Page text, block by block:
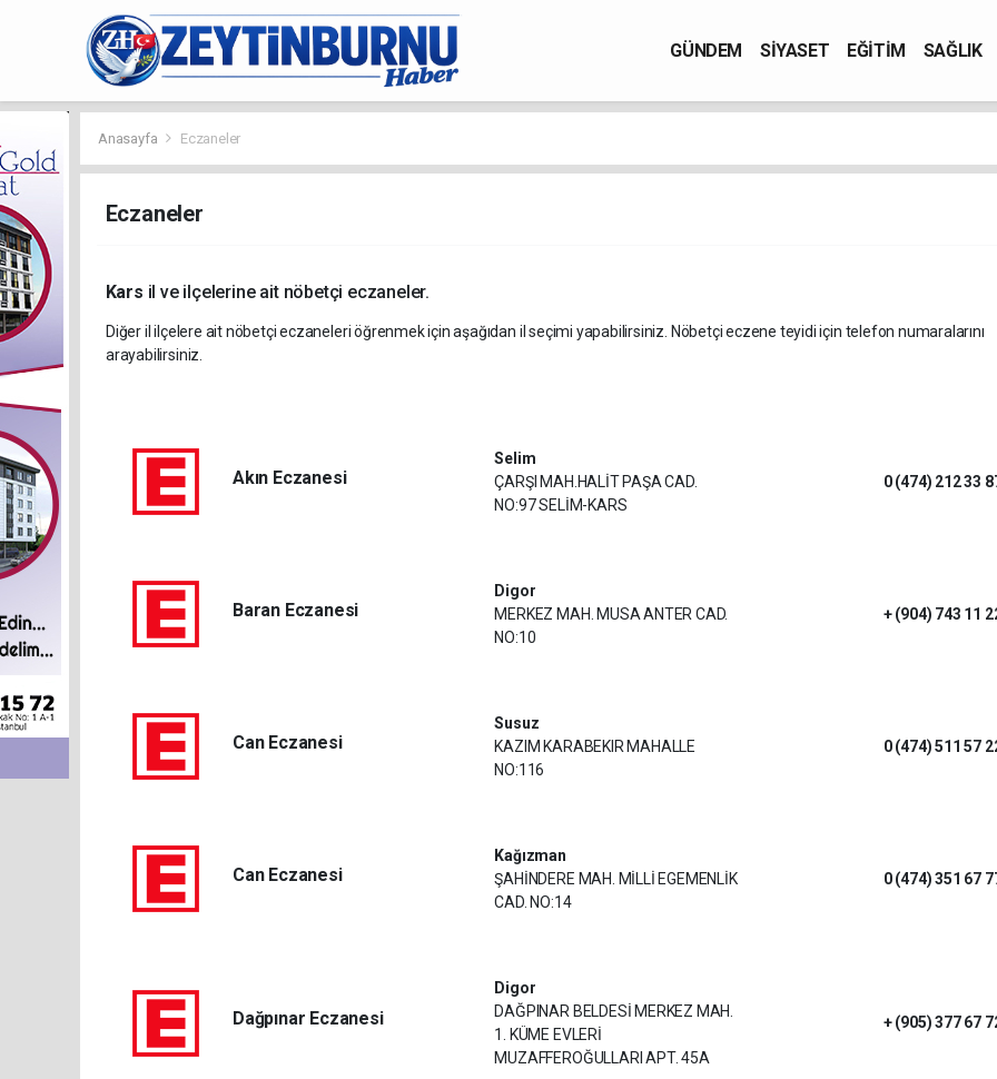
GÜNDEM SİYASET EĞİTİM SAĞLIK
Anasayfa Eczaneler
Eczaneler
Kars il ve ilçelerine ait nöbetçi eczaneler.
Diğer il ilçelere ait nöbetçi eczaneleri öğrenmek için aşağıdan il seçimi yapabilirsiniz. Nöbetçi eczene teyidi için telefon numaralarını
arayabilirsiniz.
Akın Eczanesi
Selim
ÇARŞI MAH.HALİT PAŞA CAD.
NO:97 SELİM-KARS
0 (474) 212 33
Baran Eczanesi
Digor
MERKEZ MAH. MUSA ANTER CAD.
NO:10
+ (904) 743 11
Can Eczanesi
Susuz
KAZIM KARABEKIR MAHALLE
NO:116
0 (474) 511 57
Can Eczanesi
Kağızman
ŞAHİNDERE MAH. MİLLİ EGEMENLİK
CAD. NO:14
0 (474) 351 67
Dağpınar Eczanesi
Digor
DAĞPINAR BELDESİ MERKEZ MAH.
1. KÜME EVLERİ
MUZAFFEROĞULLARI APT. 45A
+ (905) 377 67